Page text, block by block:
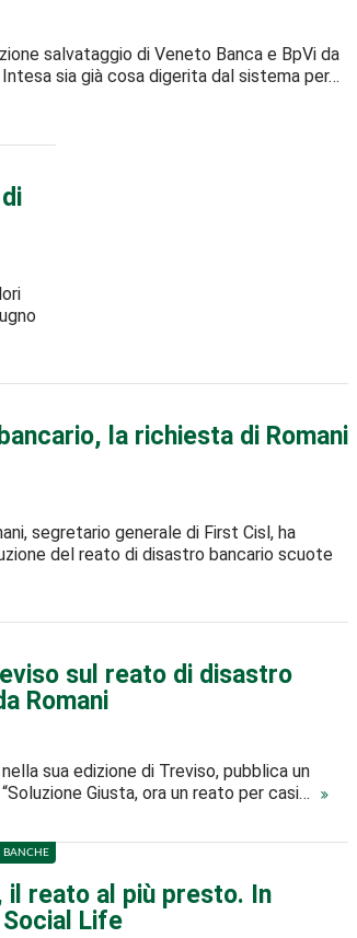
salvataggio di Veneto Banca e BpVi da
sia già cosa digerita dal sistema per…
la richiesta di Romani
segretario generale di First Cisl, ha
del reato di disastro bancario scuote
sul reato di disastro
Romani
sua edizione di Treviso, pubblica un
Giusta, ora un reato per casi…
BANCHE
il reato al più presto. In
Life